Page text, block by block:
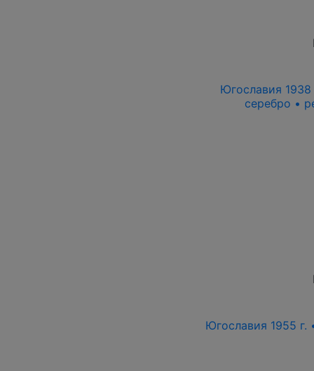
Югославия
серебро •
Югославия 1955 г.